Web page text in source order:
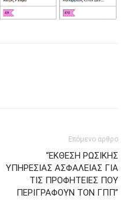
Επόμενο άρθρο
“ΕΚΘΕΣΗ ΡΩΣΙΚΗΣ
ΥΠΗΡΕΣΙΑΣ ΑΣΦΑΛΕΙΑΣ ΓΙΑ
ΤΙΣ ΠΡΟΦΗΤΕΙΕΣ ΠΟΥ
ΠΕΡΙΓΡΑΦΟΥΝ ΤΟΝ ΓΠΠ”